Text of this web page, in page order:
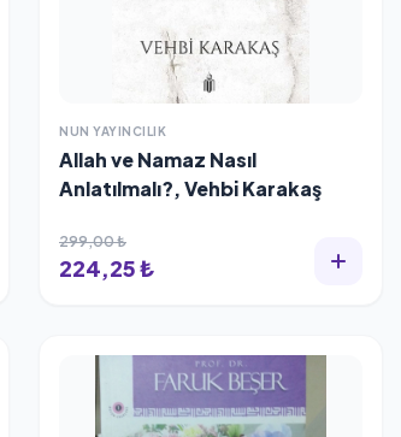
NUN YAYINCILIK
Allah ve Namaz Nasıl
Anlatılmalı?, Vehbi Karakaş
299,00 ₺
224,25 ₺